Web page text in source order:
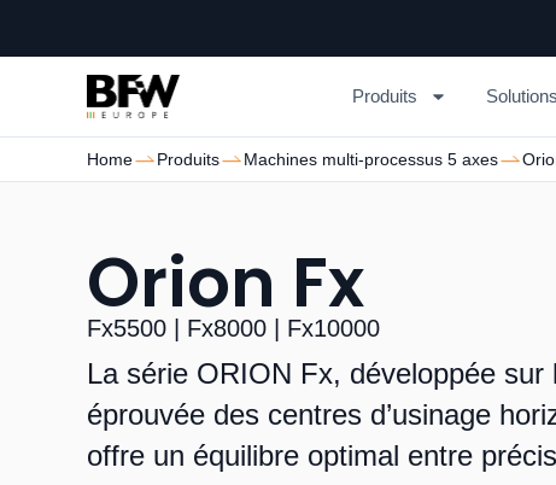
Produits
Home Produits Machines multi-processus 5 axes
Orion Fx
Fx5500 | Fx8000 | Fx10000
La série ORION Fx, développée sur
éprouvée des centres d’usinage
offre un équilibre optimal entre